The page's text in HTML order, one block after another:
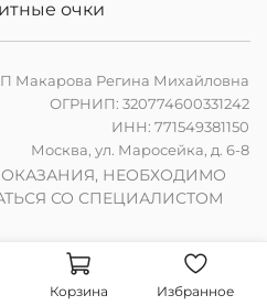
очки
Макарова Регина Михайловна
ОГРНИП: 320774600331242
ИНН: 771549381150
Москва, ул. Маросейка, д. 6-8
НЕОБХОДИМО
СО СПЕЦИАЛИСТОМ
Корзина Избранное
2
0
%н
а
к
о
м
п
ь
ю
т
ер
н
ы
е
л
и
н
з
ы
п
ри
з
а
к
а
з
е
о
ч
к
ов